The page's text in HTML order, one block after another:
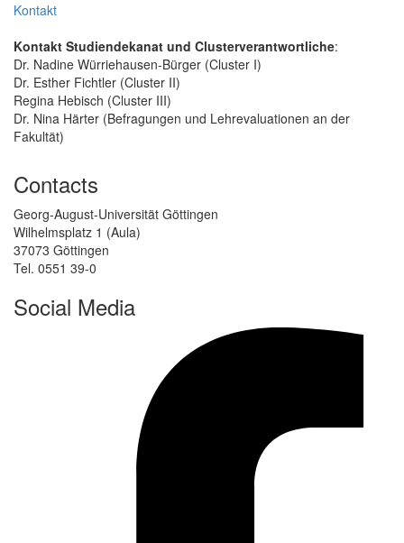
Kontakt
Kontakt Studiendekanat und Clusterverantwortliche:
Dr. Nadine Würriehausen-Bürger (Cluster I)
Dr. Esther Fichtler (Cluster II)
Regina Hebisch (Cluster III)
Dr. Nina Härter (Befragungen und Lehrevaluationen an der
Fakultät)
Contacts
Georg-August-Universität Göttingen
Wilhelmsplatz 1 (Aula)
37073 Göttingen
Tel. 0551 39-0
Social Media